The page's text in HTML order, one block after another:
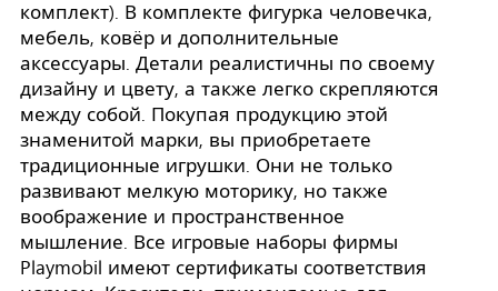
комплект). В комплекте фигурка человечка,
мебель, ковёр и дополнительные
аксессуары. Детали реалистичны по своему
дизайну и цвету, а также легко скрепляются
между собой. Покупая продукцию этой
знаменитой марки, вы приобретаете
традиционные игрушки. Они не только
развивают мелкую моторику, но также
воображение и пространственное
мышление. Все игровые наборы фирмы
Playmobil имеют сертификаты соответствия